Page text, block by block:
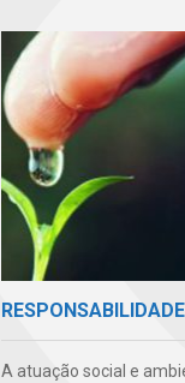
A atuação social e